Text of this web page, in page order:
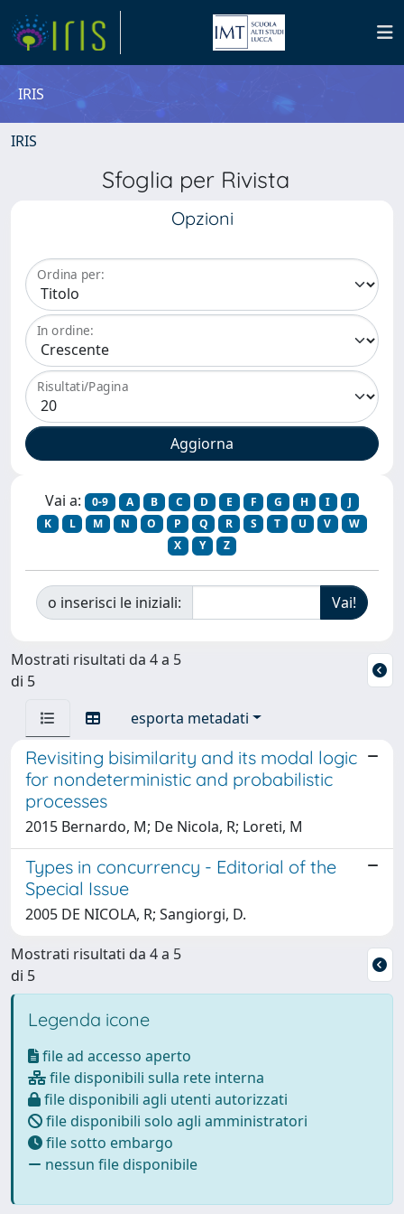
IRIS
IRIS
Sfoglia per Rivista
Opzioni
Ordina per:
In ordine:
Risultati/Pagina
Vai a: 0-9 A B C D E F G H I
J
K
L M N O P Q R S T U V
W
X
Y Z
o inserisci le iniziali:
Mostrati risultati da 4 a 5
di 5
esporta metadati
Revisiting bisimilarity and its modal logic
for nondeterministic and probabilistic
processes
2015 Bernardo, M; De Nicola, R; Loreti, M
Types in concurrency - Editorial of the
Special Issue
2005 DE NICOLA, R; Sangiorgi, D.
Mostrati risultati da 4 a 5
di 5
Legenda icone
file ad accesso aperto
file disponibili sulla rete interna
file disponibili agli utenti autorizzati
file disponibili solo agli amministratori
file sotto embargo
nessun file disponibile